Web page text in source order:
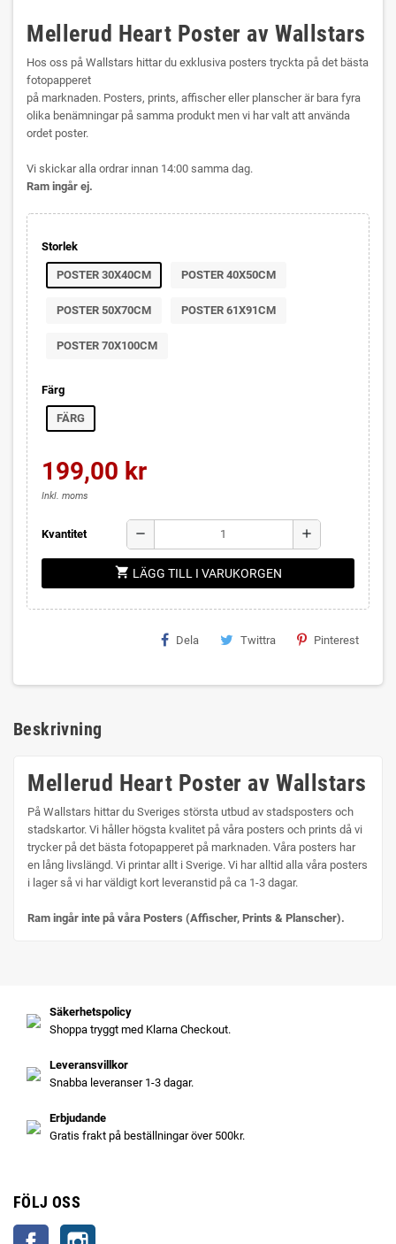
Mellerud Heart Poster av Wallstars
Hos oss på Wallstars hittar du exklusiva posters tryckta på det bästa
fotopapperet
på marknaden. Posters, prints, affischer eller planscher är bara fyra
olika benämningar på samma produkt men vi har valt att använda
ordet poster.
Vi skickar alla ordrar innan 14:00 samma dag.
Ram ingår ej.
Storlek
POSTER 30X40CM POSTER 40X50CM
POSTER 50X70CM POSTER 61X91CM
POSTER 70X100CM
Färg
FÄRG
199,00 kr
Inkl. moms
Kvantitet remove add
shopping_cart LÄGG TILL I VARUKORGEN
Dela Twittra Pinterest
Beskrivning
Mellerud Heart Poster av Wallstars
På Wallstars hittar du Sveriges största utbud av stadsposters och
stadskartor. Vi håller högsta kvalitet på våra posters och prints då vi
trycker på det bästa fotopapperet på marknaden. Våra posters har
en lång livslängd. Vi printar allt i Sverige. Vi har alltid alla våra posters
i lager så vi har väldigt kort leveranstid på ca 1-3 dagar.
Ram ingår inte på våra Posters (Affischer, Prints & Planscher).
Säkerhetspolicy
Shoppa tryggt med Klarna Checkout.
Leveransvillkor
Snabba leveranser 1-3 dagar.
Erbjudande
Gratis frakt på beställningar över 500kr.
FÖLJ OSS
Facebook